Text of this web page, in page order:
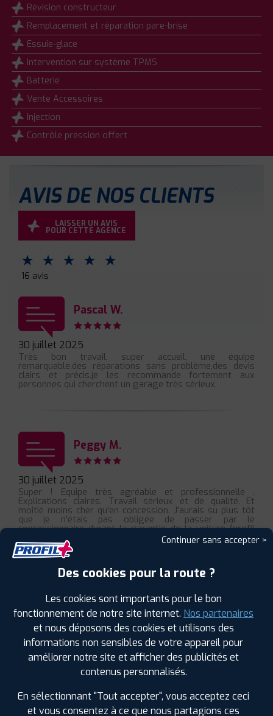
Révision constructeur
Remplacement et réparation pare-brise
Essuie-glace
Intervention sur système TPMS
Batterie
Vente Accessoires
Injection
Contrôle pression offert
AVIS DE NOS CLIENTS
LAISSER UN AVIS
POUR CETTE AGENCE
⋆ ⋆ ⋆ ⋆ ⋆
16 avis
Pascal W.
30 juillet 2025
Très bon travail, super accueil, une équipe
remarquable,des réparations sans problème,des devis
clairs et précis.je les recommande fortement aux
personnes qui cherchent un garage très sérieux.
Peggy M.
30 juillet 2025
Super ! Equipe très agréable et professionnelle .
Explications claires. Travail sérieux et de qualité. Et
moitié moins cher qu'en concession. J'aurais su plus tôt
que je n'étais pas obligée de passer par le
concessionnaire durant la garantie de la voiture (profil
plus est agréé pour cela) je ne me serai pas gênée pour y
aller. J'aurais gagné mon temps et mon argent. Je
recommande +++
Laurent R.
24 mars 2025
Très sérieux équipe agréable .
Continuer sans accepter >
Des cookies pour la route ?
Les cookies sont importants pour le bon
fonctionnement de notre site internet. Nos partenaires
et nous déposons des cookies et utilisons des
informations non sensibles de votre appareil pour
améliorer notre site et afficher des publicités et
contenus personnalisés.
En sélectionnant "Tout accepter", vous acceptez ceci
et vous consentez à ce que nous partagions ces